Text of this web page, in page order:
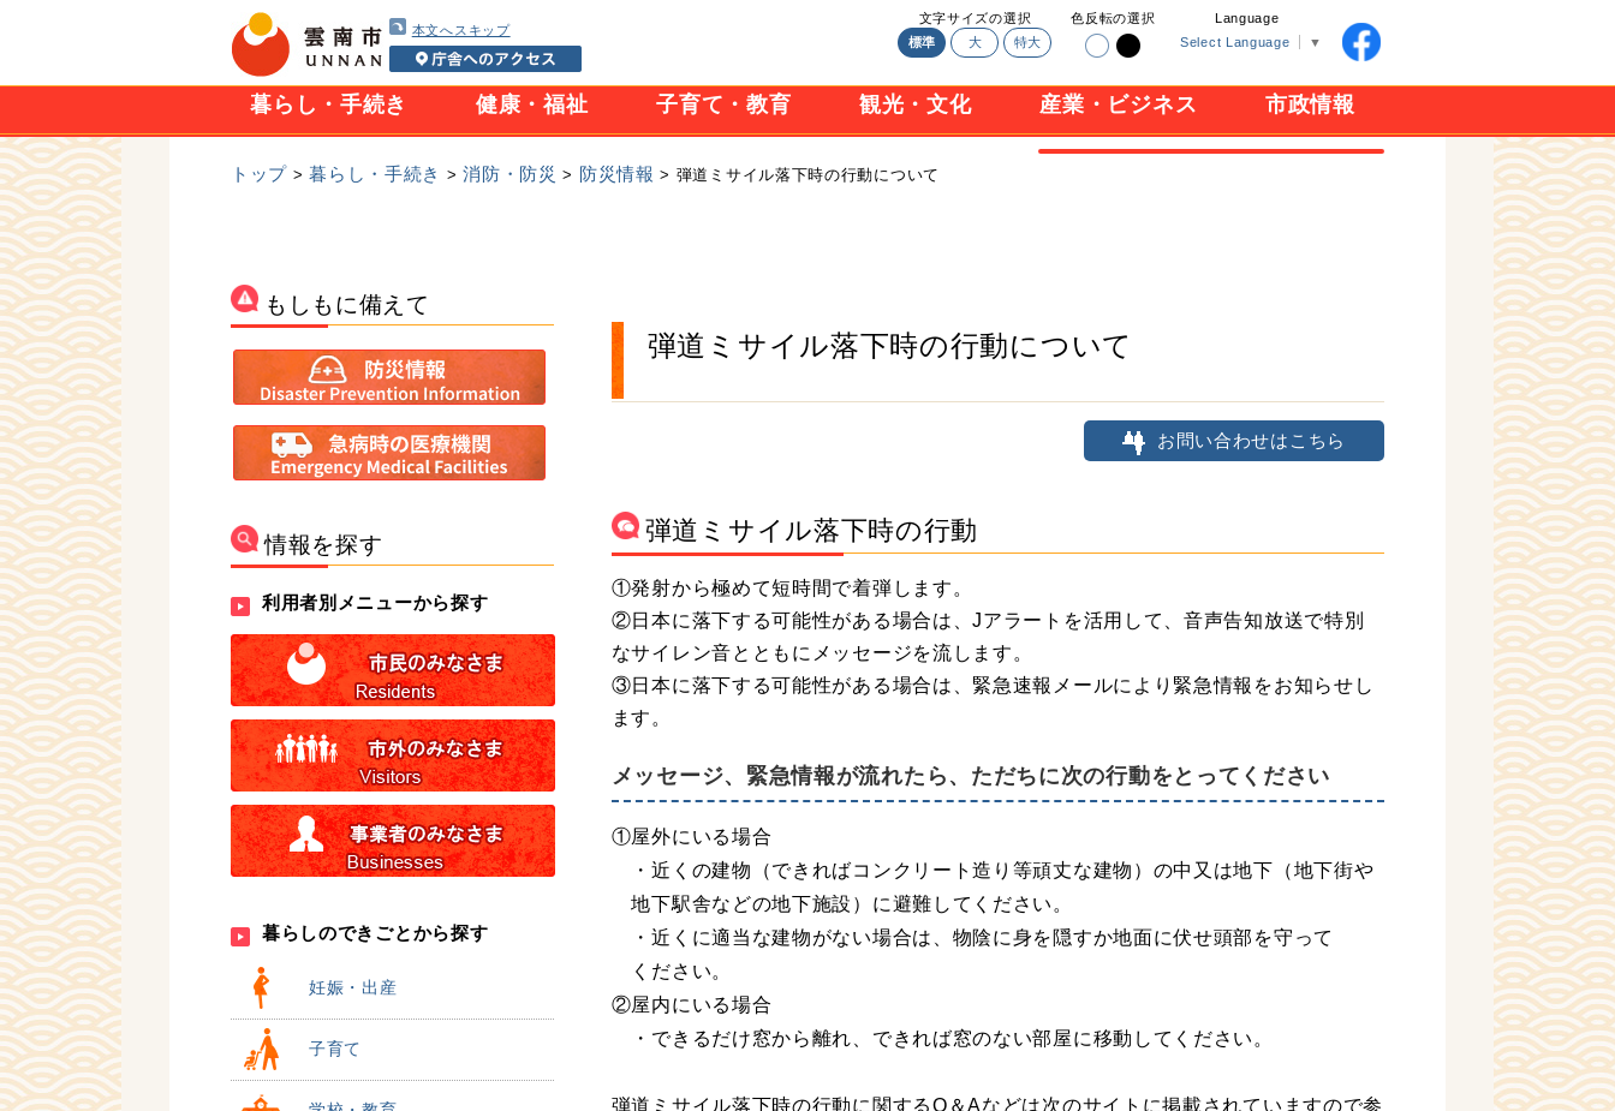
本文へスキップ
文字サイズの選択
標準
大 特大
色反転の選択
Language
Select Language
▼
暮らし・手続き 健康・福祉 子育て・教育 観光・文化 産業・ビジネス 市政情報
トップ >暮らし・手続き >消防・防災 > 防災情報 > 弾道ミサイル落下時の行動について
もしもに備えて
情報を探す
利用者別メニューから探す
暮らしのできごとから探す
妊娠・出産
子育て
弾道ミサイル落下時の行動について
お問い合わせはこちら
弾道ミサイル落下時の行動
①発射から極めて短時間で着弾します。
②日本に落下する可能性がある場合は、Jアラートを活用して、音声告知放送で特別
なサイレン音とともにメッセージを流します。
③日本に落下する可能性がある場合は、緊急速報メールにより緊急情報をお知らせし
ます。
メッセージ、緊急情報が流れたら、ただちに次の行動をとってください
①屋外にいる場合
・近くの建物（できればコンクリート造り等頑丈な建物）の中又は地下（地下街や
地下駅舎などの地下施設）に避難してください。
・近くに適当な建物がない場合は、物陰に身を隠すか地面に伏せ頭部を守って
ください。
②屋内にいる場合
・できるだけ窓から離れ、できれば窓のない部屋に移動してください。
弾道ミサイル落下時の行動に関するQ＆Aなどは次のサイトに掲載されていますので参